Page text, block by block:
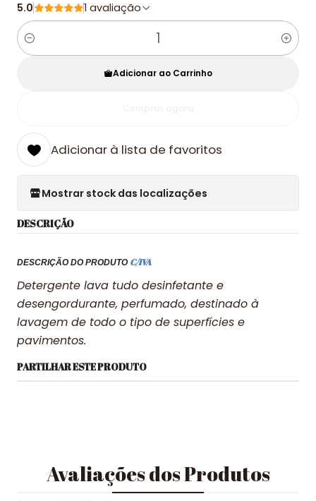
5.0 1 avaliação
Quantidade
Adicionar ao Carrinho
Adicionar à lista de favoritos
Mostrar stock das localizações
DESCRIÇÃO
DESCRIÇÃO DO PRODUTO C/IVA
Detergente lava tudo desinfetante e
desengordurante, perfumado, destinado à
lavagem de todo o tipo de superfícies e
pavimentos.
PARTILHAR ESTE PRODUTO
Avaliações dos Produtos